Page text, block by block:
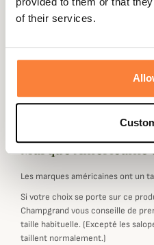
of their services.
Fiche
Coloris
Marque
Les marques américaines ont un
Si votre choix se porte sur ce
Champgrand vous conseille de
taille habituelle. (Excepté les
taillent normalement.)